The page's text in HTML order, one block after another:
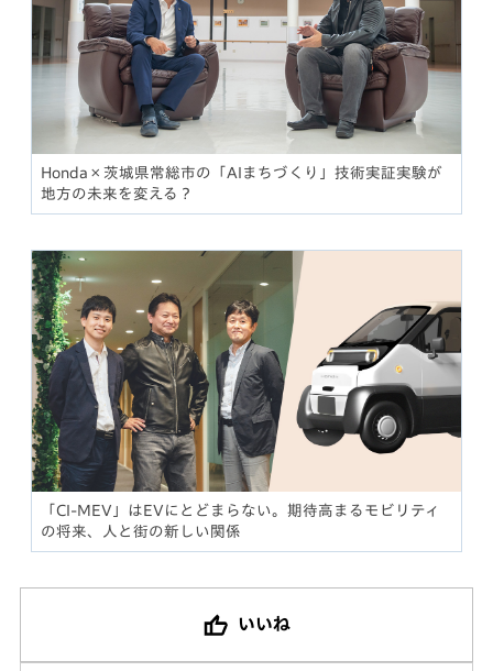
Honda×茨城県常総市の「AIまちづくり」技術実証実験が
地方の未来を変える？
「CI-MEV」はEVにとどまらない。期待高まるモビリティ
の将来、人と街の新しい関係
いいね